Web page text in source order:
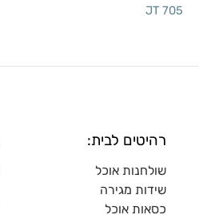
JT 705
רהיטים לבית:
שולחנות אוכל
שידות מגירה
כסאות אוכל